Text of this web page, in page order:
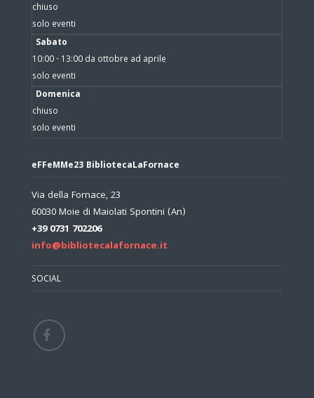
chiuso
solo eventi
Sabato
10:00 - 13:00 da ottobre ad aprile
solo eventi
Domenica
chiuso
solo eventi
eFFeMMe23 BibliotecaLaFornace
Via della Fornace, 23
60030 Moie di Maiolati Spontini (An)
+39 0731 702206
info@bibliotecalafornace.it
SOCIAL